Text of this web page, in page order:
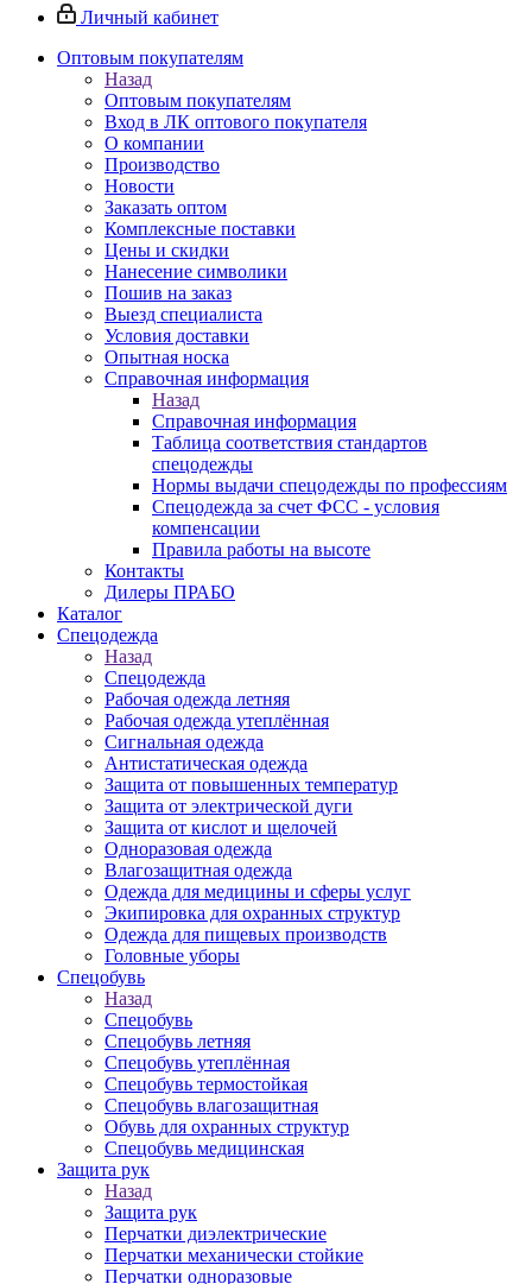
Личный кабинет
Оптовым покупателям
Назад
Оптовым покупателям
Вход в ЛК оптового покупателя
О компании
Производство
Новости
Заказать оптом
Комплексные поставки
Цены и скидки
Нанесение символики
Пошив на заказ
Выезд специалиста
Условия доставки
Опытная носка
Справочная информация
Назад
Справочная информация
Таблица соответствия стандартов
спецодежды
Нормы выдачи спецодежды по профессиям
Спецодежда за счет ФСС - условия
компенсации
Правила работы на высоте
Контакты
Дилеры ПРАБО
Каталог
Спецодежда
Назад
Спецодежда
Рабочая одежда летняя
Рабочая одежда утеплённая
Сигнальная одежда
Антистатическая одежда
Защита от повышенных температур
Защита от электрической дуги
Защита от кислот и щелочей
Одноразовая одежда
Влагозащитная одежда
Одежда для медицины и сферы услуг
Экипировка для охранных структур
Одежда для пищевых производств
Головные уборы
Спецобувь
Назад
Спецобувь
Спецобувь летняя
Спецобувь утеплённая
Спецобувь термостойкая
Спецобувь влагозащитная
Обувь для охранных структур
Спецобувь медицинская
Защита рук
Назад
Защита рук
Перчатки диэлектрические
Перчатки механически стойкие
Перчатки одноразовые